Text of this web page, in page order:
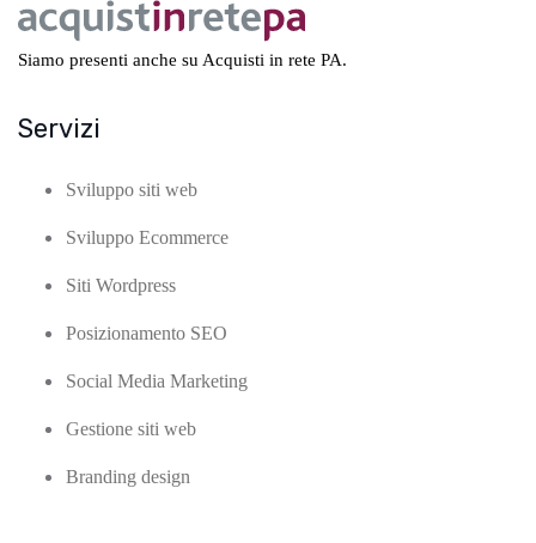
Siamo presenti anche su Acquisti in rete PA.
Servizi
Sviluppo siti web
Sviluppo Ecommerce
Siti Wordpress
Posizionamento SEO
Social Media Marketing
Gestione siti web
Branding design